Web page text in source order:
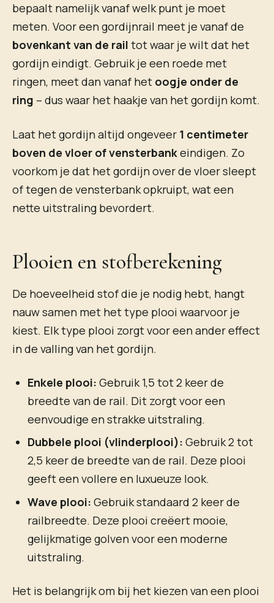
bepaalt namelijk vanaf welk punt je moet
meten. Voor een gordijnrail meet je vanaf de
bovenkant van de rail tot waar je wilt dat het
gordijn eindigt. Gebruik je een roede met
ringen, meet dan vanaf het oogje onder de
ring – dus waar het haakje van het gordijn komt.
Laat het gordijn altijd ongeveer 1 centimeter
boven de vloer of vensterbankeindigen. Zo
voorkom je dat het gordijn over de vloer sleept
of tegen de vensterbank opkruipt, wat een
nette uitstraling bevordert.
Plooien en stofberekening
De hoeveelheid stof die je nodig hebt, hangt
nauw samen met het type plooi waarvoor je
kiest. Elk type plooi zorgt voor een ander effect
in de valling van het gordijn.
Enkele plooi: Gebruik 1,5 tot 2 keer de
breedte van de rail. Dit zorgt voor een
eenvoudige en strakke uitstraling.
Dubbele plooi (vlinderplooi): Gebruik 2 tot
2,5 keer de breedte van de rail. Deze plooi
geeft een vollere en luxueuze look.
Wave plooi: Gebruik standaard 2 keer de
railbreedte. Deze plooi creëert mooie,
gelijkmatige golven voor een moderne
uitstraling.
Het is belangrijk om bij het kiezen van een plooi